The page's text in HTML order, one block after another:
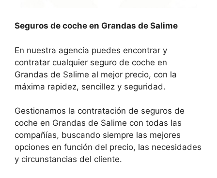
Seguros de coche en Grandas de Salime
En nuestra agencia puedes encontrar y
contratar cualquier seguro de coche en
Grandas de Salime al mejor precio, con la
máxima rapidez, sencillez y seguridad.
Gestionamos la contratación de seguros de
coche en Grandas de Salime con todas las
compañías, buscando siempre las mejores
opciones en función del precio, las necesidades
y circunstancias del cliente.